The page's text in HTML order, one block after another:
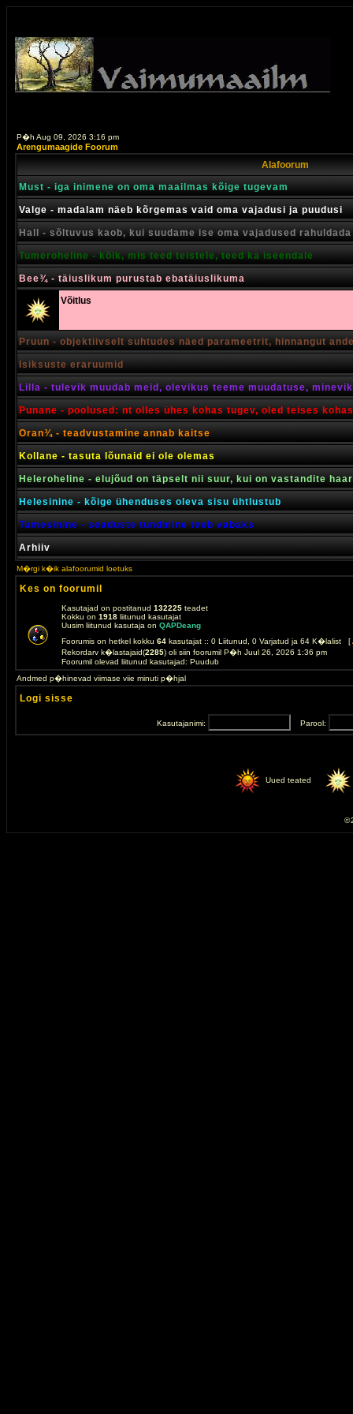
P�h Aug 09, 2026 3:16 pm
Arengumaagide Foorum
Alafoorum
Must - iga inimene on oma maailmas kõige tugevam
Valge - madalam näeb kõrgemas vaid oma vajadusi ja puudusi
Hall - sõltuvus kaob, kui suudame ise oma vajadused rahuldada
Tumeroheline - kõik, mis teed teistele, teed ka iseendale
Bee¾ - täiuslikum purustab ebatäiuslikuma
Võitlus
Pruun - objektiivselt suhtudes näed parameetrit, hinnangut
Isiksuste eraruumid
Lilla - tulevik muudab meid, olevikus teeme muudatuse,
Punane - poolused: nt olles ühes kohas tugev, oled teises
Oran¾ - teadvustamine annab kaitse
Kollane - tasuta lõunaid ei ole olemas
Heleroheline - elujõud on täpselt nii suur, kui on vastandite
Helesinine - kõige ühenduses oleva sisu ühtlustub
Tumesinine - seaduste tundmine teeb vabaks
Arhiiv
M�rgi k�ik alafoorumid loetuks
Kes on foorumil
Kasutajad on postitanud 132225 teadet
Kokku on 1918 liitunud kasutajat
Uusim liitunud kasutaja on QAPDeang
Foorumis on hetkel kokku 64 kasutajat :: 0 Liitunud, 0 Varjatud ja 64 K�lalist [
Rekordarv k�lastajaid(2285) oli siin foorumil P�h Juul 26, 2026 1:36 pm
Foorumil olevad liitunud kasutajad: Puudub
Andmed p�hinevad viimase viie minuti p�hjal
Logi sisse
Kasutajanimi: Parool:
Uued teated
©